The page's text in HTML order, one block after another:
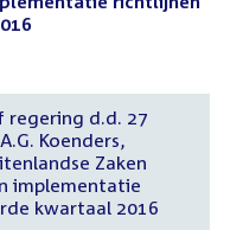
regering d.d. 27
Koenders,
Zaken
implementatie
kwartaal 2016